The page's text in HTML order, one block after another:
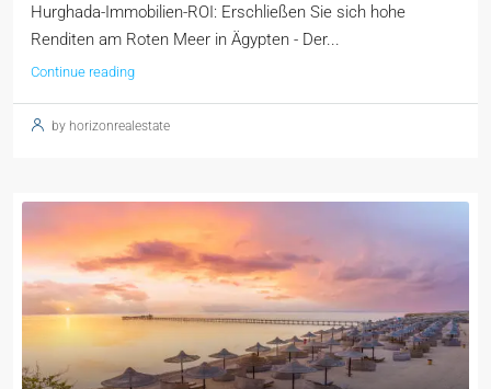
Hurghada-Immobilien-ROI: Erschließen Sie sich hohe
Renditen am Roten Meer in Ägypten - Der...
Continue reading
by horizonrealestate